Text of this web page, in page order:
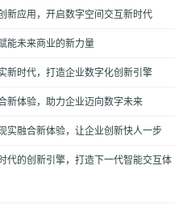
新应用，开启数字空间交互新时代
能未来商业的新力量
时代，打造企业数字化创新引擎
体验，助力企业迈向数字未来
融合新体验，让企业创新快人一步
代的创新引擎，打造下一代智能交互体